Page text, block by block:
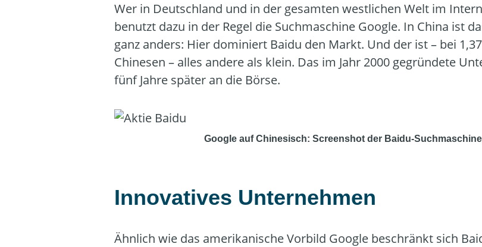
Wer in Deutschland und in der gesamten westlichen Welt im
benutzt dazu in der Regel die Suchmaschine Google. In China ist
ganz anders: Hier dominiert Baidu den Markt. Und der ist – bei
Chinesen – alles andere als klein. Das im Jahr 2000 gegründete
fünf Jahre später an die Börse.
Google auf Chinesisch: Screenshot der Baidu-Suchmaschine
Innovatives Unternehmen
Ähnlich wie das amerikanische Vorbild Google beschränkt sich